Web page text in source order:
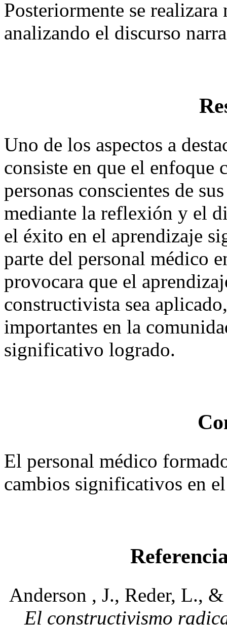
Posteriormente se
analizando el discurso
Uno de los aspectos a
consiste en que el enfoque
personas conscientes de
mediante la reflexión y el
el éxito en el aprendizaje
parte del personal médico
provocara que el
constructivista sea
importantes en la
significativo logrado.
El personal médico
cambios significativos en
Anderson , J., Reder, L.,
El constructivismo